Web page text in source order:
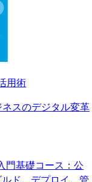
用術
スのデジタル変革
門基礎コース：公